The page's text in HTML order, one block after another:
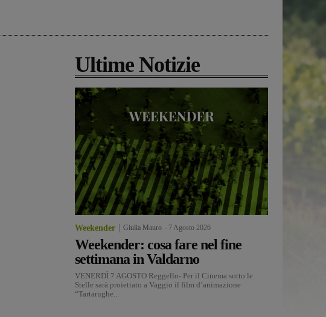
Ultime Notizie
Weekender Giulia Mauro 7 Agosto 2026
Weekender: cosa fare nel fine
settimana in Valdarno
VENERDÌ 7 AGOSTO Reggello- Per il Cinema sotto le
Stelle sarà proiettato a Vaggio il film d’animazione
“Tartarughe...